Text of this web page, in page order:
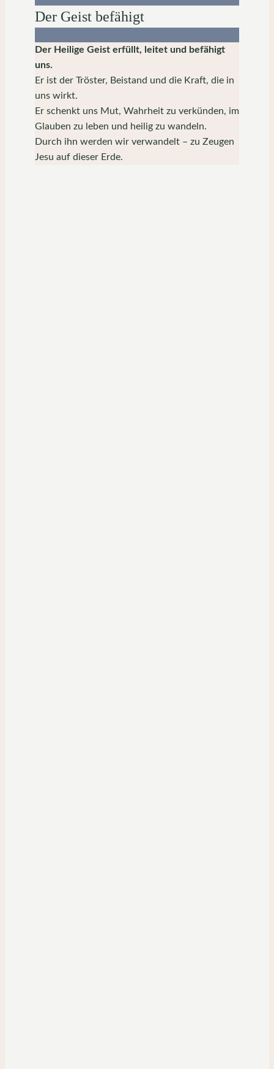
Der Geist befähigt
Der Heilige Geist erfüllt, leitet und befähigt
uns.
Er ist der Tröster, Beistand und die Kraft, die in
uns wirkt.
Er schenkt uns Mut, Wahrheit zu verkünden, im
Glauben zu leben und heilig zu wandeln.
Durch ihn werden wir verwandelt – zu Zeugen
Jesu auf dieser Erde.